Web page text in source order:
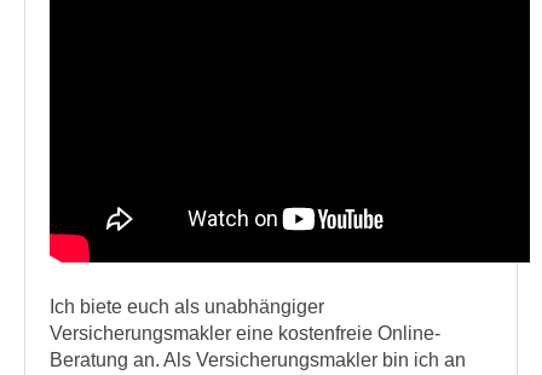
Ich biete euch als unabhängiger
Versicherungsmakler eine kostenfreie Online-
Beratung an. Als Versicherungsmakler bin ich an